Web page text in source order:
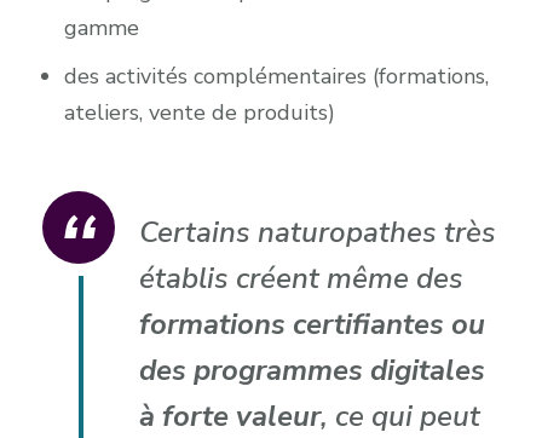
gamme
des activités complémentaires (formations,
ateliers, vente de produits)
Certains naturopathes très
établis créent même des
formations certifiantes ou
des programmes digitales
à forte valeur, ce qui peut